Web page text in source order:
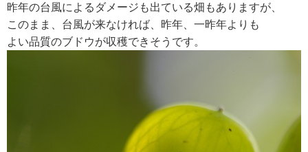
昨年の台風によるダメージも出ている畑もありますが、
このまま、台風が来なければ、昨年、一昨年よりも
よい品質のブドウが収穫できそうです。